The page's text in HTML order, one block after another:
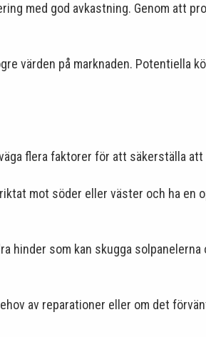
med god avkastning. Genom att
värden på marknaden. Potentiella
flera faktorer för att säkerställa
mot söder eller väster och ha en
hinder som kan skugga
av reparationer eller om det